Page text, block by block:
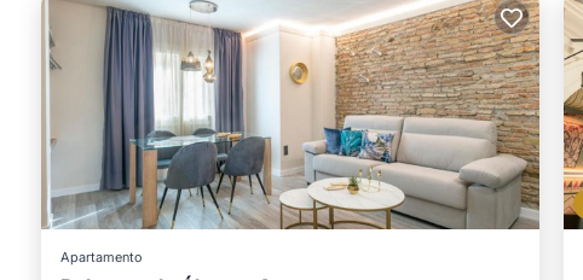
Apartamento